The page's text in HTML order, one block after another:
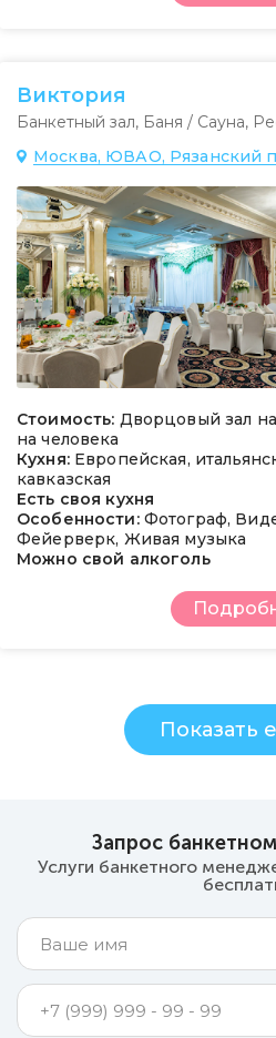
Виктория
Банкетный зал, Баня / Сауна,
Москва, ЮВАО, Рязанский
Стоимость: Дворцовый зал
на человека
Кухня: Европейская,
кавказская
Есть своя кухня
Особенности: Фотограф,
Фейерверк, Живая музыка
Можно свой алкоголь
Показать
Запрос
Услуги банкетного